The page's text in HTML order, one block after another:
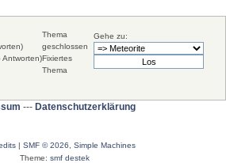
Gehe zu:
Antworten)
Thema
geschlossen
Fixiertes
Thema
--- Datenschutzerklärung
| SMF © 2026
Simple Machines
Theme: smf destek